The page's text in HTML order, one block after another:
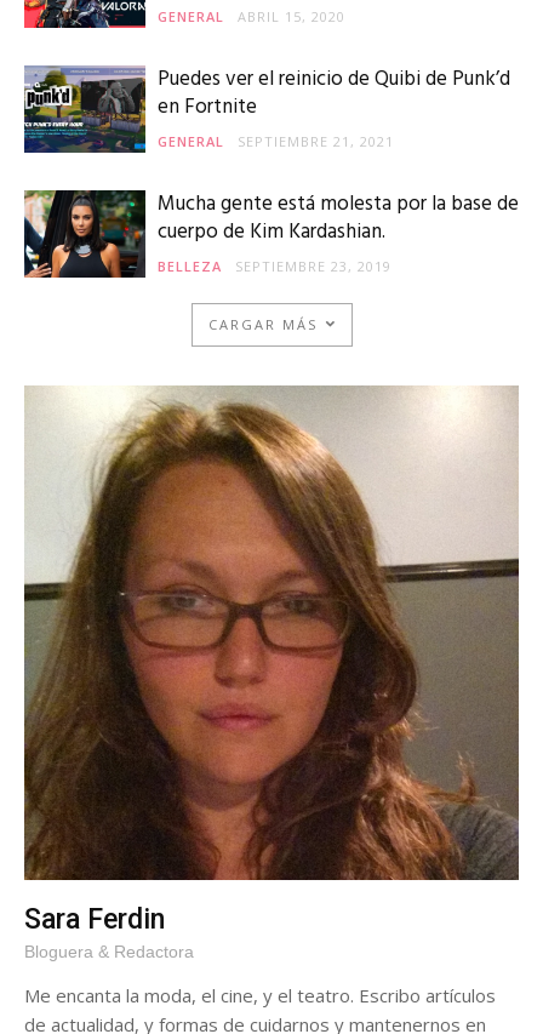
GENERAL ABRIL 15, 2020
Puedes ver el reinicio de Quibi de Punk’d
en Fortnite
GENERAL SEPTIEMBRE 21, 2021
Mucha gente está molesta por la base de
cuerpo de Kim Kardashian.
BELLEZA SEPTIEMBRE 23, 2019
CARGAR MÁS
Sara Ferdin
Bloguera & Redactora
Me encanta la moda, el cine, y el teatro. Escribo artículos
de actualidad, y formas de cuidarnos y mantenernos en